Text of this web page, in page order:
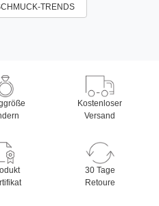
TRENDS
Kostenloser
Versand
30 Tage
Retoure